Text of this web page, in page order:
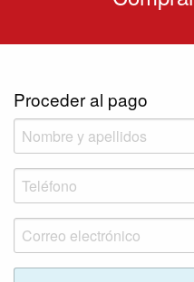
Proceder al pago